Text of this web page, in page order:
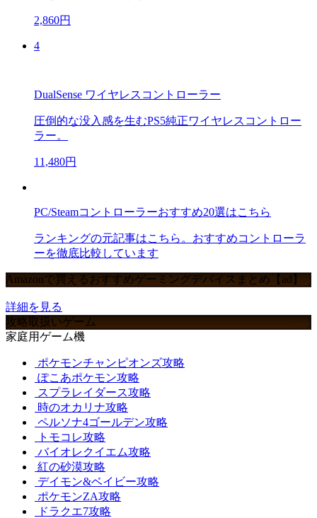
2,860円
4
DualSense ワイヤレスコントローラー
圧倒的な没入感を生むPS5純正ワイヤレスコントロー
ラー。
11,480円
PC/Steamコントローラーおすすめ20選はこちら
ランキングの元記事はこちら。おすすめコントローラ
ーを徹底比較しています
Amazonで買えるおすすめゲーミングデバイスまとめ【ad】
詳細を見る
攻略取扱いゲーム
家庭用ゲーム機
ポケモンチャンピオンズ攻略
ぽこあポケモン攻略
スプラレイダース攻略
時のオカリナ攻略
ペルソナ4ゴールデン攻略
トモコレ攻略
バイオレクイエム攻略
紅の砂漠攻略
デイモン&ベイビー攻略
ポケモンZA攻略
ドラクエ7攻略